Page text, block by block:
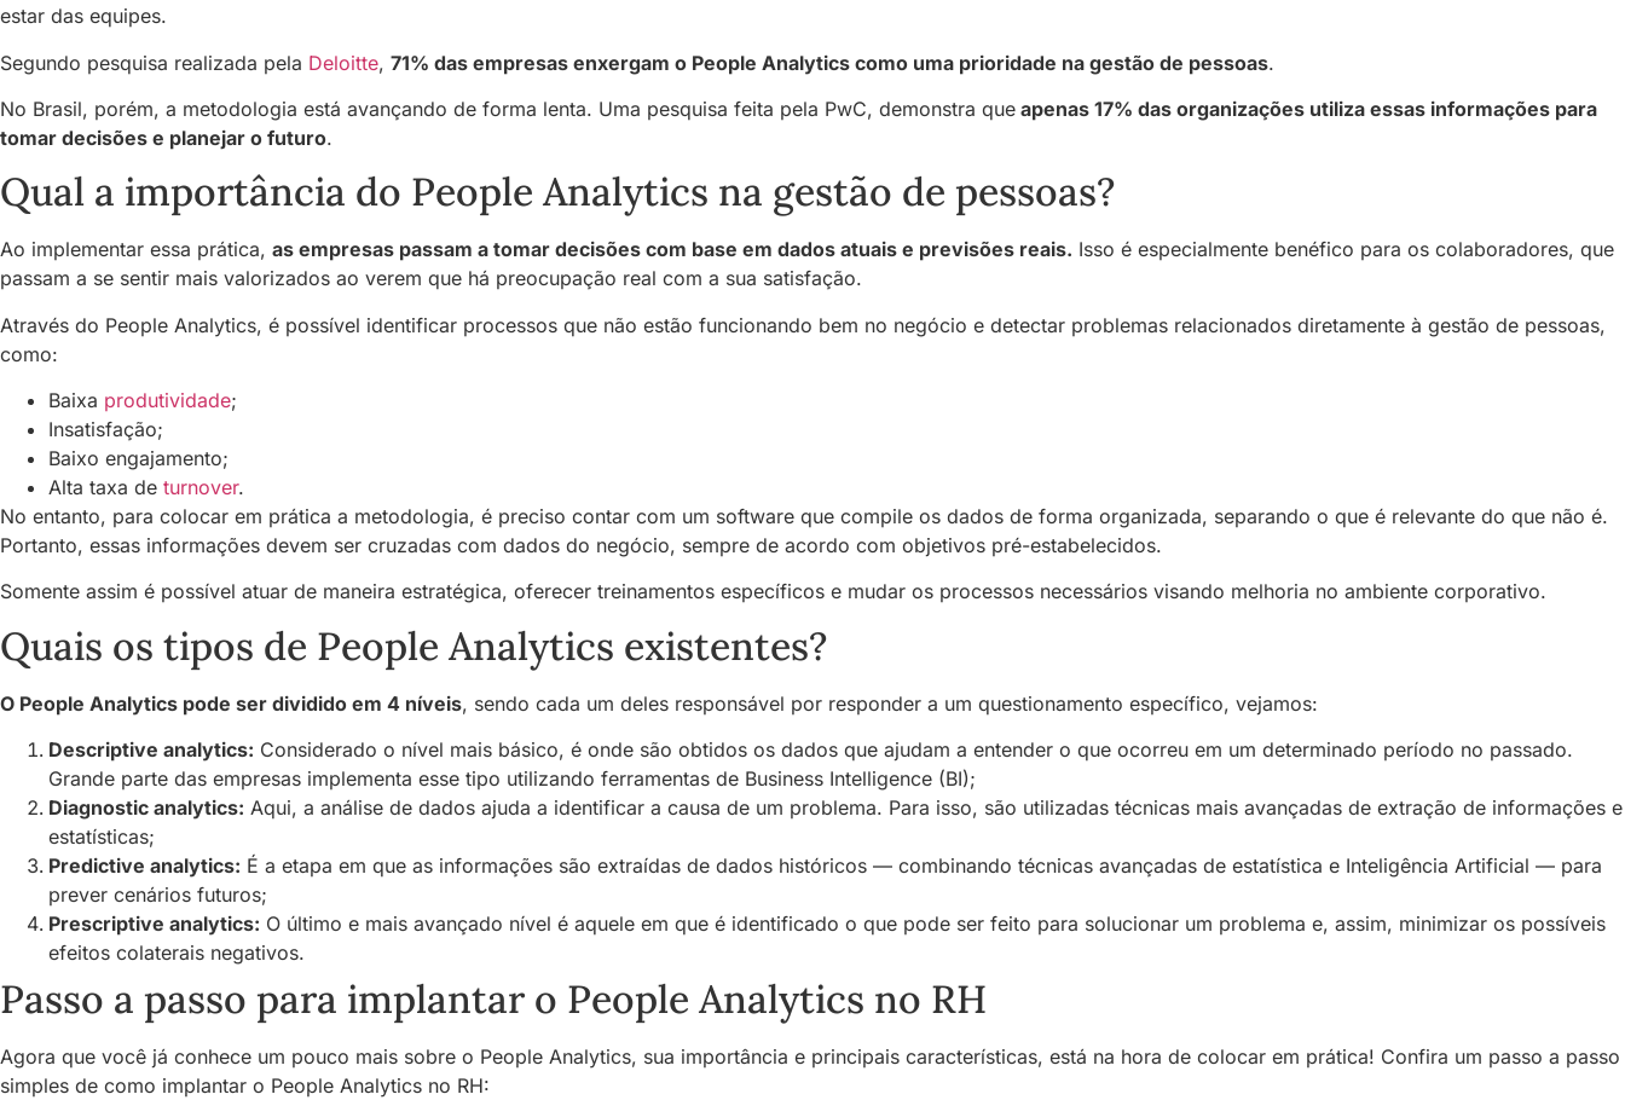
estar das equipes.
Segundo pesquisa realizada pela Deloitte, 71% das empresas enxergam o People Analytics como uma prioridade na gestão de pessoas.
No Brasil, porém, a metodologia está avançando de forma lenta. Uma pesquisa feita pela PwC, demonstra que apenas 17% das organizações utiliza essas informações para
tomar decisões e planejar o futuro.
Qual a importância do People Analytics na gestão de pessoas?
Ao implementar essa prática, as empresas passam a tomar decisões com base em dados atuais e previsões reais. Isso é especialmente benéfico para os colaboradores, que
passam a se sentir mais valorizados ao verem que há preocupação real com a sua satisfação.
Através do People Analytics, é possível identificar processos que não estão funcionando bem no negócio e detectar problemas relacionados diretamente à gestão de pessoas,
como:
Baixa produtividade;
Insatisfação;
Baixo engajamento;
Alta taxa de turnover.
No entanto, para colocar em prática a metodologia, é preciso contar com um software que compile os dados de forma organizada, separando o que é relevante do que não é.
Portanto, essas informações devem ser cruzadas com dados do negócio, sempre de acordo com objetivos pré-estabelecidos.
Somente assim é possível atuar de maneira estratégica, oferecer treinamentos específicos e mudar os processos necessários visando melhoria no ambiente corporativo.
Quais os tipos de People Analytics existentes?
O People Analytics pode ser dividido em 4 níveis, sendo cada um deles responsável por responder a um questionamento específico, vejamos:
Descriptive analytics: Considerado o nível mais básico, é onde são obtidos os dados que ajudam a entender o que ocorreu em um determinado período no passado.
Grande parte das empresas implementa esse tipo utilizando ferramentas de Business Intelligence (BI);
Diagnostic analytics: Aqui, a análise de dados ajuda a identificar a causa de um problema. Para isso, são utilizadas técnicas mais avançadas de extração de informações e
estatísticas;
Predictive analytics: É a etapa em que as informações são extraídas de dados históricos — combinando técnicas avançadas de estatística e Inteligência Artificial — para
prever cenários futuros;
Prescriptive analytics: O último e mais avançado nível é aquele em que é identificado o que pode ser feito para solucionar um problema e, assim, minimizar os possíveis
efeitos colaterais negativos.
Passo a passo para implantar o People Analytics no RH
Agora que você já conhece um pouco mais sobre o People Analytics, sua importância e principais características, está na hora de colocar em prática! Confira um passo a passo
simples de como implantar o People Analytics no RH: